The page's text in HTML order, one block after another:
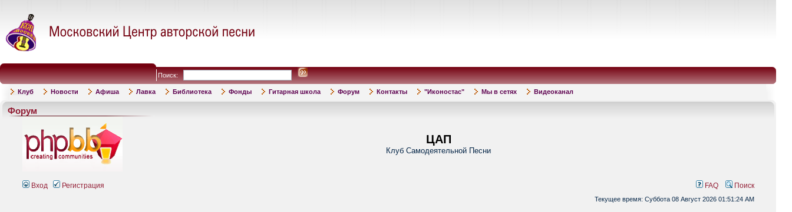
Поиск:
Клуб Новости Афиша Лавка Библиотека Фонды Гитарная школа Форум Контакты "Иконостас" Мы в сетях Видеоканал
Форум
ЦАП
Клуб Самодеятельной Песни
Вход Регистрация FAQ Поиск
Текущее время: Суббота 08 Август 2026 01:51:24 AM